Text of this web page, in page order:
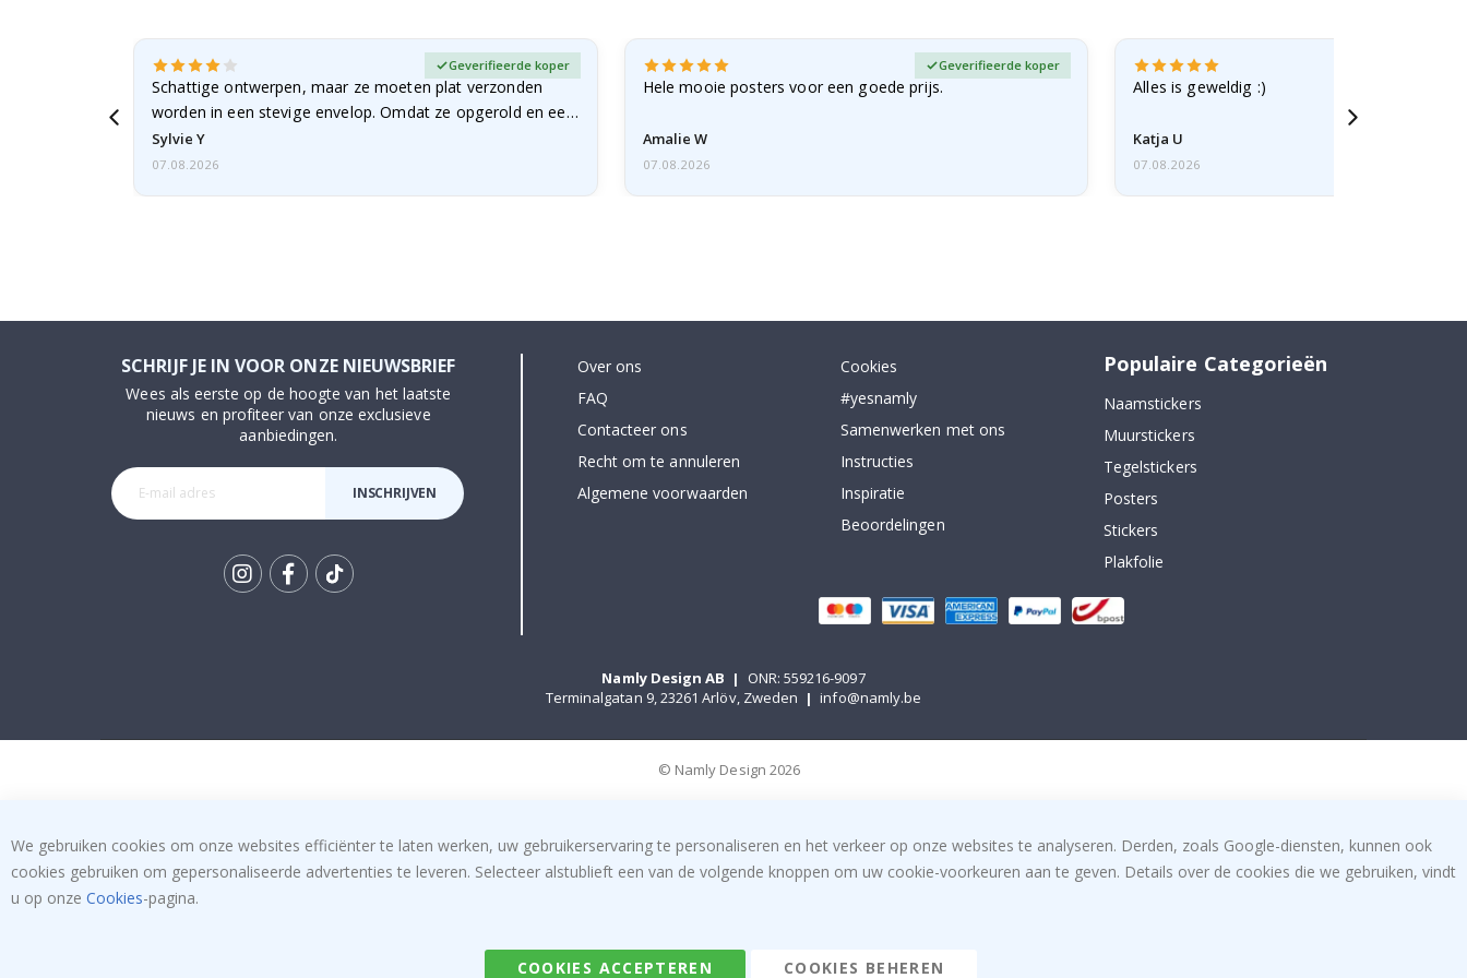
Schattige ontwerpen, maar ze moeten plat verzonden
worden in een stevige envelop. Omdat ze opgerold en een
beetje…
Sylvie Y
Geverifieerde koper
07.08.2026
Hele mooie posters voor een goede prijs.
Amalie W
Geverifieerde koper
07.08.2026
Alles is geweldig :)
Katja U
07.08.2026
SCHRIJF JE IN VOOR ONZE NIEUWSBRIEF
Wees als eerste op de hoogte van het laatste
nieuws en profiteer van onze exclusieve
aanbiedingen.
INSCHRIJVEN
Over ons
FAQ
Contacteer ons
Recht om te annuleren
Algemene voorwaarden
Cookies
#yesnamly
Samenwerken met ons
Instructies
Inspiratie
Beoordelingen
Populaire Categorieën
Naamstickers
Muurstickers
Tegelstickers
Posters
Stickers
Plakfolie
Namly Design AB |
ONR: 559216-9097
Terminalgatan 9, 23261 Arlöv, Zweden | info@namly.be
© Namly Design 2026
We gebruiken cookies om onze websites efficiënter te laten werken, uw gebruikerservaring te personaliseren en het verkeer op onze websites te analyseren. Derden, zoals Google-diensten, kunnen ook
cookies gebruiken om gepersonaliseerde advertenties te leveren. Selecteer alstublieft een van de volgende knoppen om uw cookie-voorkeuren aan te geven. Details over de cookies die we gebruiken, vindt
u op onze Cookies-pagina.
COOKIES ACCEPTEREN COOKIES BEHEREN